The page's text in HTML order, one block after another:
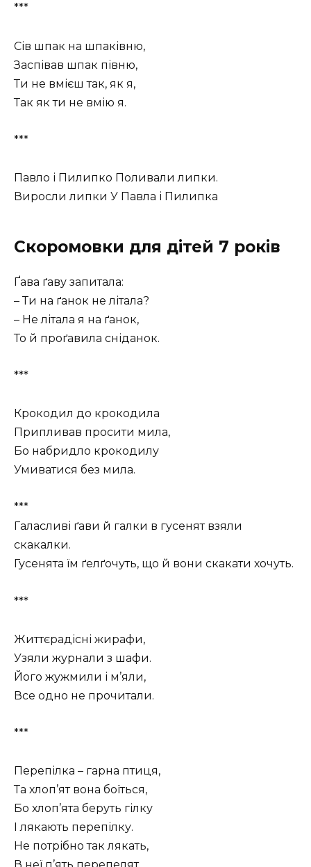
***
Сів шпак на шпаківню,
Заспівав шпак півню,
Ти не вмієш так, як я,
Так як ти не вмію я.
***
Павло і Пилипко Поливали липки.
Виросли липки У Павла і Пилипка
Скоромовки для дітей 7 років
Ґава ґаву запитала:
– Ти на ґанок не літала?
– Не літала я на ґанок,
То й проґавила сніданок.
***
Крокодил до крокодила
Припливав просити мила,
Бо набридло крокодилу
Умиватися без мила.
***
Галасливі ґави й галки в гусенят взяли
скакалки.
Гусенята їм ґелґочуть, що й вони скакати хочуть.
***
Життєрадісні жирафи,
Узяли журнали з шафи.
Його жужмили і м’яли,
Все одно не прочитали.
***
Перепілка – гарна птиця,
Та хлоп’ят вона боїться,
Бо хлоп’ята беруть гілку
І лякають перепілку.
Не потрібно так лякать,